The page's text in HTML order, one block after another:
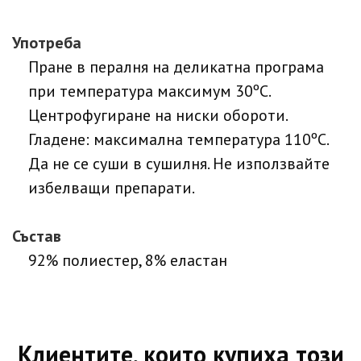
Употреба
Пране в пералня на деликатна програма
при температура максимум 30ºC.
Центрофугиране на ниски обороти.
Гладене: максимална температура 110ºC.
Да не се суши в сушилня. Не използвайте
избелващи препарати.
Състав
92% полиестер, 8% еластан
Клиентите, които купиха този